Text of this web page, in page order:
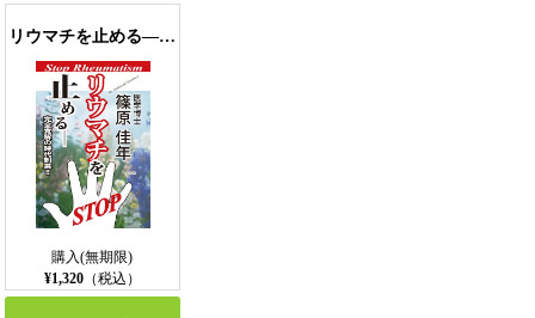
リウマチを止める――完全寛解の時代到来!!
購入(無期限)
¥1,320（税込）